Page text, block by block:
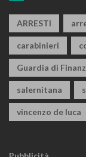
ARRESTI
carabinieri
Guardia di
salernitana
vincenzo de luca